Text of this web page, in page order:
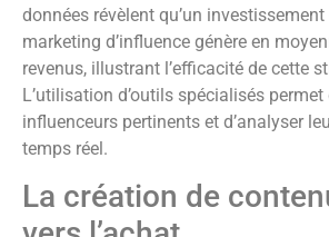
données révèlent qu’un
marketing d’influence génère en
revenus, illustrant l’efficacité de cette
L’utilisation d’outils spécialisés permet
influenceurs pertinents et d’analyser
temps réel.
La création de